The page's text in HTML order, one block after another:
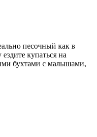
песочный как в
купаться на
бухтами с малышами,